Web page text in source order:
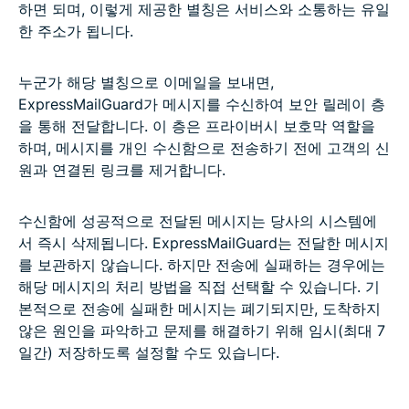
하면 되며, 이렇게 제공한 별칭은 서비스와 소통하는 유일
한 주소가 됩니다.
누군가 해당 별칭으로 이메일을 보내면,
ExpressMailGuard가 메시지를 수신하여 보안 릴레이 층
을 통해 전달합니다. 이 층은 프라이버시 보호막 역할을
하며, 메시지를 개인 수신함으로 전송하기 전에 고객의 신
원과 연결된 링크를 제거합니다.
수신함에 성공적으로 전달된 메시지는 당사의 시스템에
서 즉시 삭제됩니다. ExpressMailGuard는 전달한 메시지
를 보관하지 않습니다. 하지만 전송에 실패하는 경우에는
해당 메시지의 처리 방법을 직접 선택할 수 있습니다. 기
본적으로 전송에 실패한 메시지는 폐기되지만, 도착하지
않은 원인을 파악하고 문제를 해결하기 위해 임시(최대 7
일간) 저장하도록 설정할 수도 있습니다.